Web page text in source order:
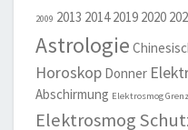
2009 2013 2014 2019 2020
Astrologie
Horoskop Donner
Abschirmung Elektrosmog
Elektrosmog